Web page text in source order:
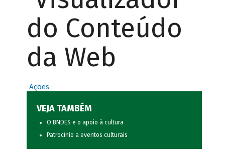
do Conteúdo
da Web
Ações
VEJA TAMBÉM
O BNDES e o apoio à cultura
Patrocínio a eventos culturais